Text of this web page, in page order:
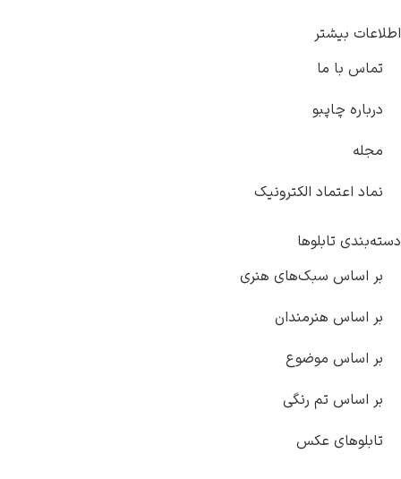
اطلاعات بیشتر
تماس با ما
درباره چاپبو
مجله
نماد اعتماد الکترونیک
دسته‌بندی تابلوها
بر اساس سبک‌های هنری
بر اساس هنرمندان
بر اساس موضوع
بر اساس تم رنگی
تابلوهای عکس